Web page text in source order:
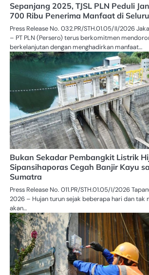
Sepanjang 2025, TJSL PLN Peduli
700 Ribu Penerima Manfaat di
Press Release No. 032.PR/STH.01.05/II/2026
– PT PLN (Persero) terus berkomitmen
berkelanjutan dengan menghadirkan manfaat…
Bukan Sekadar Pembangkit Listrik
Sipansihaporas Cegah Banjir Kayu
Sumatra
Press Release No. 011.PR/STH.01.05/I/2026
2026 – Hujan turun sejak beberapa hari dan tak
akan…